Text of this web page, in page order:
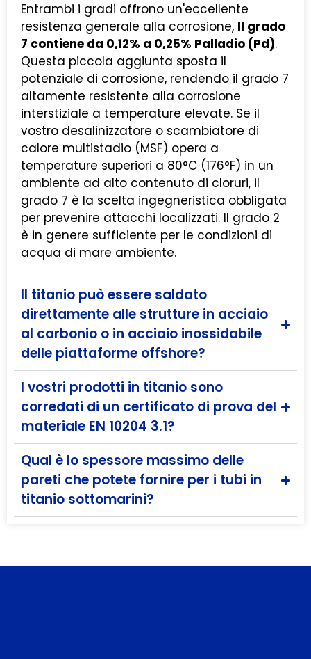
Entrambi i gradi offrono un'eccellente
resistenza generale alla corrosione, Il grado
7 contiene da 0,12% a 0,25% Palladio (Pd).
Questa piccola aggiunta sposta il
potenziale di corrosione, rendendo il grado 7
altamente resistente alla corrosione
interstiziale a temperature elevate. Se il
vostro desalinizzatore o scambiatore di
calore multistadio (MSF) opera a
temperature superiori a 80°C (176°F) in un
ambiente ad alto contenuto di cloruri, il
grado 7 è la scelta ingegneristica obbligata
per prevenire attacchi localizzati. Il grado 2
è in genere sufficiente per le condizioni di
acqua di mare ambiente.
Il titanio può essere saldato
direttamente alle strutture in acciaio
al carbonio o in acciaio inossidabile
delle piattaforme offshore?
I vostri prodotti in titanio sono
corredati di un certificato di prova del
materiale EN 10204 3.1?
Qual è lo spessore massimo delle
pareti che potete fornire per i tubi in
titanio sottomarini?